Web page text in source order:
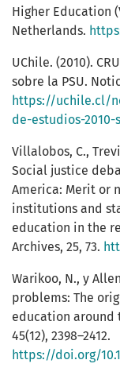
Higher Education
Netherlands.
UChile. (2010).
sobre la PSU.
https://uchile.cl/
de-estudios-
Villalobos, C.,
Social justice
America: Merit or
institutions and
education in the
Archives, 25, 73.
Warikoo, N., y
problems: The
education around
45(12), 2398–2412.
https://doi.org/